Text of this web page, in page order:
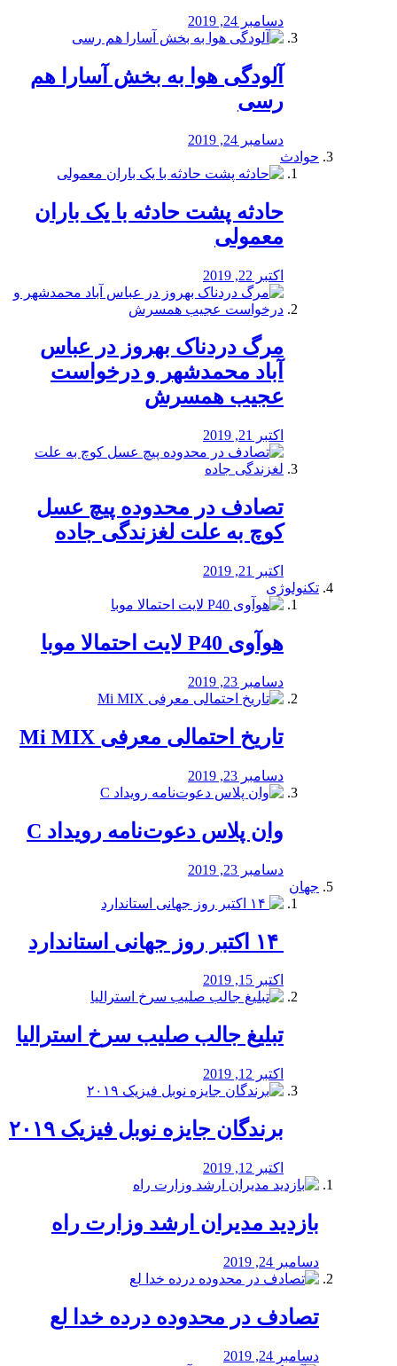
دسامبر 24, 2019
آلودگی هوا به بخش آسارا هم
رسی
دسامبر 24, 2019
حوادث
️حادثه پشت حادثه با یک باران
معمولی
اکتبر 22, 2019
مرگ دردناک بهروز در عباس
آباد محمدشهر و درخواست
عجیب همسرش
اکتبر 21, 2019
تصادف در محدوده پیچ عسل
کوچ به علت لغزندگی جاده
اکتبر 21, 2019
تکنولوژی
هوآوی P40 لایت احتمالا موبا
دسامبر 23, 2019
تاریخ احتمالی معرفی Mi MIX
دسامبر 23, 2019
وان پلاس دعوت‌نامه رویداد C
دسامبر 23, 2019
جهان
اکتبر 15, 2019
تبلیغ جالب صلیب سرخ استرالیا
اکتبر 12, 2019
برندگان جایزه نوبل فیزیک ۲۰۱۹
اکتبر 12, 2019
بازدید مدیران ارشد وزارت راه
دسامبر 24, 2019
تصادف در محدوده درده خدا لع
دسامبر 24, 2019